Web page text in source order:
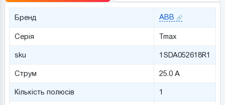
Бренд ABB
Серія Tmax
sku 1SDA052618R1
Струм 25.0 А
Кількість полюсів 1